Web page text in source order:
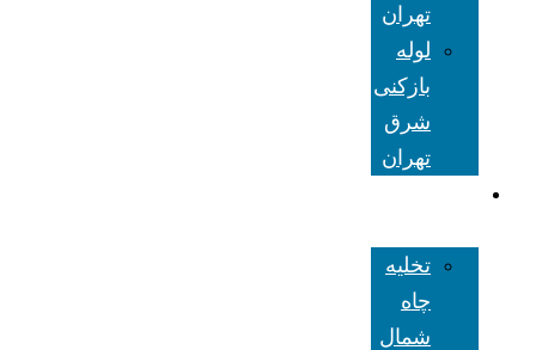
تهران
لوله
بازکنی
شرق
تهران
تخلیه
چاه
شمال